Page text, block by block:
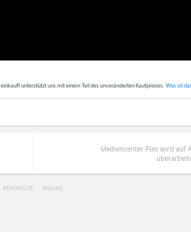
unterstützt uns mit einem Teil des unveränderten Kaufpreises. Was ist
Mediencenter Plex wird auf
EVERNOTE GMAIL